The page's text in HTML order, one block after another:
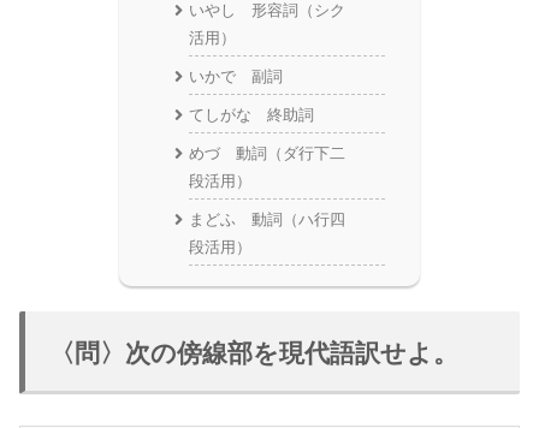
いやし 形容詞（シク
活用）
いかで 副詞
てしがな 終助詞
めづ 動詞（ダ行下二
段活用）
まどふ 動詞（ハ行四
段活用）
〈問〉次の傍線部を現代語訳せよ。